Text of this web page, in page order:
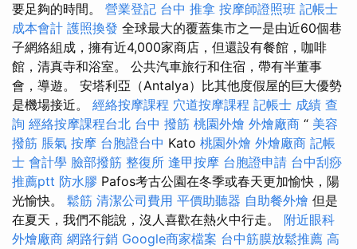
要足夠的時間。 營業登記 台中 推拿 按摩師證照班 記帳士
成本會計 護照換發 全球最大的覆蓋集市之一是由近60個巷
子網絡組成，擁有近4,000家商店，但還設有餐館，咖啡
館，清真寺和浴室。 公共汽車旅行和住宿，帶有半董事
會，導遊。 安塔利亞（Antalya）比其他度假屋的巨大優勢
是機場接近。 經絡按摩課程 穴道按摩課程 記帳士 成績 查
詢 經絡按摩課程台北 台中 撥筋 桃園外燴 外燴廠商 “ 美容
撥筋 脹氣 按摩 台胞證台中 Kato 桃園外燴 外燴廠商 記帳
士 會計學 臉部撥筋 整復所 逢甲按摩 台胞證申請 台中刮痧
推薦ptt 防水膠 Pafos考古公園在冬季或春天更加愉快，陽
光愉快。 鬆筋 清潔公司費用 平價助聽器 自助餐外燴 但是
在夏天，我們不能說，沒人喜歡在熱火中行走。 附近眼科
外燴廠商 網路行銷 Google商家檔案 台中筋膜放鬆推薦 高